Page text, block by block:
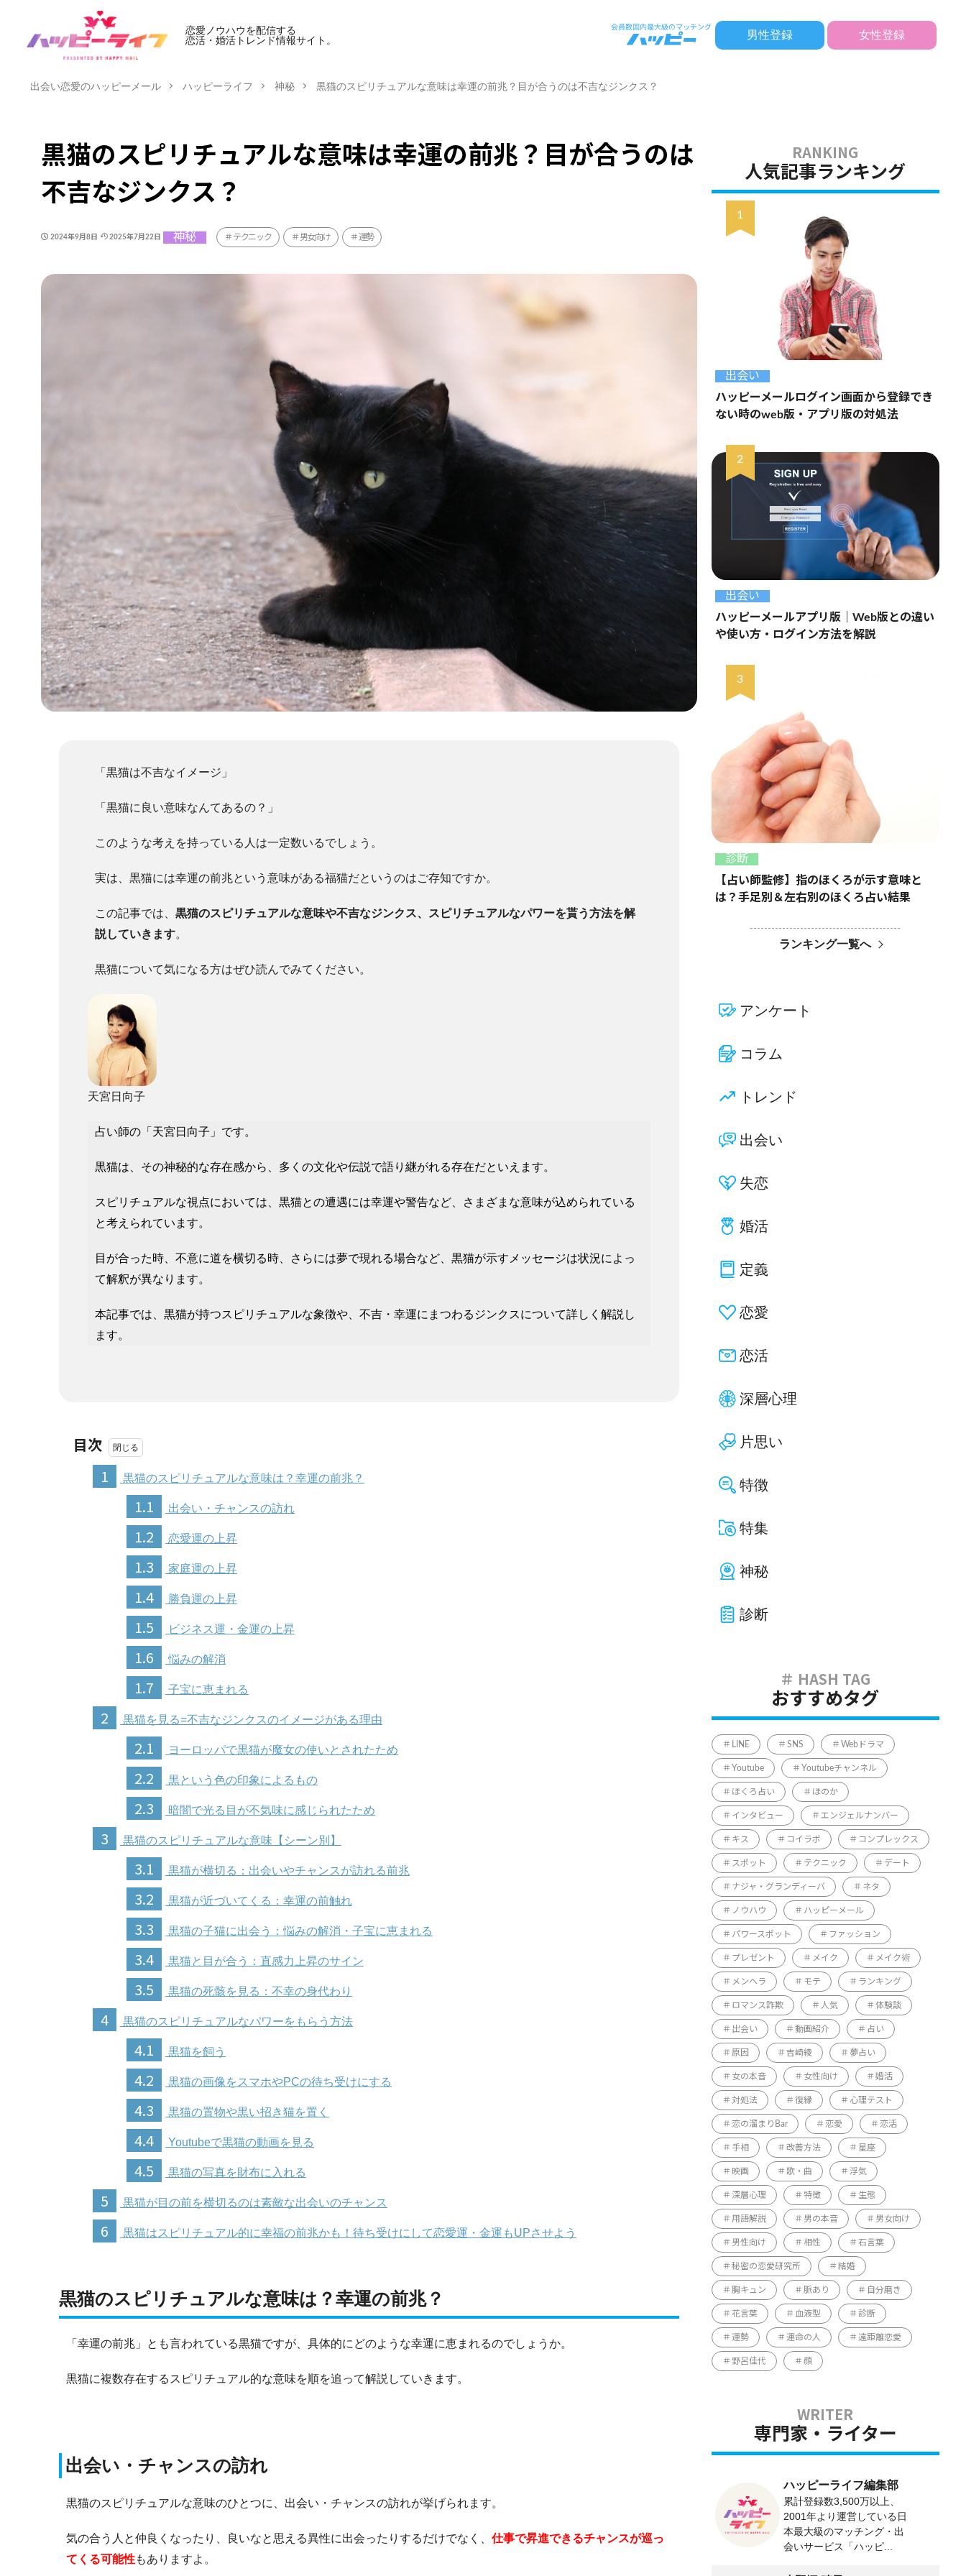
恋愛ノウハウを配信する
恋活・婚活トレンド情報サイト。
男性登録 女性登録
出会い恋愛のハッピーメール ハッピーライフ 神秘 黒猫のスピリチュアルな意味は幸運の前兆？目が合うのは不吉なジンクス？
黒猫のスピリチュアルな意味は幸運の前兆？目が合うのは
不吉なジンクス？
2024年9月8日 2025年7月22日 神秘 テクニック 男女向け 運勢
「黒猫は不吉なイメージ」
「黒猫に良い意味なんてあるの？」
このような考えを持っている人は一定数いるでしょう。
実は、黒猫には幸運の前兆という意味がある福猫だというのはご存知ですか。
この記事では、 黒猫のスピリチュアルな意味や不吉なジンクス、スピリチュアルなパワーを貰う方法を解
説していきます。
黒猫について気になる方はぜひ読んでみてください。
天宮日向子
占い師の「天宮日向子」です。
黒猫は、その神秘的な存在感から、多くの文化や伝説で語り継がれる存在だといえます。
スピリチュアルな視点においては、黒猫との遭遇には幸運や警告など、さまざまな意味が込められている
と考えられています。
目が合った時、不意に道を横切る時、さらには夢で現れる場合など、黒猫が示すメッセージは状況によっ
て解釈が異なります。
本記事では、黒猫が持つスピリチュアルな象徴や、不吉・幸運にまつわるジンクスについて詳しく解説し
ます。
目次
1
黒猫のスピリチュアルな意味は？幸運の前兆？
1.1 出会い・チャンスの訪れ
1.2 恋愛運の上昇
1.3 家庭運の上昇
1.4 勝負運の上昇
1.5 ビジネス運・金運の上昇
1.6 悩みの解消
1.7 子宝に恵まれる
2 黒猫を見る=不吉なジンクスのイメージがある理由
2.1 ヨーロッパで黒猫が魔女の使いとされたため
2.2 黒という色の印象によるもの
2.3 暗闇で光る目が不気味に感じられたため
3 黒猫のスピリチュアルな意味【シーン別】
3.1 黒猫が横切る：出会いやチャンスが訪れる前兆
3.2 黒猫が近づいてくる：幸運の前触れ
3.3 黒猫の子猫に出会う：悩みの解消・子宝に恵まれる
3.4 黒猫と目が合う：直感力上昇のサイン
3.5 黒猫の死骸を見る：不幸の身代わり
4 黒猫のスピリチュアルなパワーをもらう方法
4.1 黒猫を飼う
4.2 黒猫の画像をスマホやPCの待ち受けにする
4.3 黒猫の置物や黒い招き猫を置く
4.4 Youtubeで黒猫の動画を見る
4.5 黒猫の写真を財布に入れる
5 黒猫が目の前を横切るのは素敵な出会いのチャンス
6 黒猫はスピリチュアル的に幸福の前兆かも！待ち受けにして恋愛運・金運もUPさせよう
黒猫のスピリチュアルな意味は？幸運の前兆？
「幸運の前兆」とも言われている黒猫ですが、具体的にどのような幸運に恵まれるのでしょうか。
黒猫に複数存在するスピリチュアル的な意味を順を追って解説していきます。
出会い・チャンスの訪れ
黒猫のスピリチュアルな意味のひとつに、出会い・チャンスの訪れが挙げられます。
気の合う人と仲良くなったり、良いなと思える異性に出会ったりするだけでなく、 仕事で昇進できるチャンスが巡っ
てくる可能性もありますよ。
人気記事ランキング
出会い
ハッピーメールログイン画面から登録でき
ない時のweb版・アプリ版の対処法
出会い
ハッピーメールアプリ版｜Web版との違い
や使い方・ログイン方法を解説
診断
【占い師監修】指のほくろが示す意味と
は？手足別＆左右別のほくろ占い結果
ランキング一覧へ
アンケート
コラム
トレンド
出会い
失恋
婚活
定義
恋愛
恋活
深層心理
片思い
特徴
特集
神秘
診断
おすすめタグ
LINE SNS Webドラマ
Youtube Youtubeチャンネル
ほくろ占い ほのか
インタビュー エンジェルナンバー
キス コイラボ コンプレックス
スポット テクニック デート
ナジャ・グランディーバ ネタ
ノウハウ ハッピーメール
パワースポット ファッション
プレゼント メイク メイク術
メンヘラ モテ ランキング
ロマンス詐欺 人気 体験談
出会い 動画紹介 占い
原因 吉崎綾 夢占い
女の本音 女性向け 婚活
対処法 復縁 心理テスト
恋の溜まりBar 恋愛 恋活
手相 改善方法 星座
映画 歌・曲 浮気
深層心理 特徴 生態
用語解説 男の本音 男女向け
男性向け 相性 石言葉
秘密の恋愛研究所 結婚
胸キュン 脈あり 自分磨き
花言葉 血液型 診断
運勢 運命の人 遠距離恋愛
野呂佳代 顔
専門家・ライター
ハッピーライフ編集部
累計登録数3,500万以上、
2001年より運営している日
本最大級のマッチング・出
会いサービス「ハッピ...